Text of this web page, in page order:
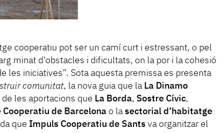
cooperatiu pot ser un camí curt i estressant, o pel
minat d’obstacles i dificultats, on la por i la cohesió
les iniciatives”. Sota aquesta premissa es presenta
comunitat, la nova guia que la La Dinamo
les aportacions que La Borda, Sostre Cívic,
Cooperatiu de Barcelona o la sectorial d’habitatge
que Impuls Cooperatiu de Sants va organitzar el